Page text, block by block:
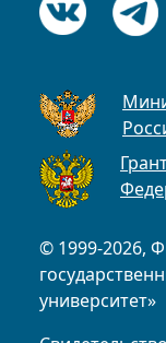
© 1999-2026,
университет»